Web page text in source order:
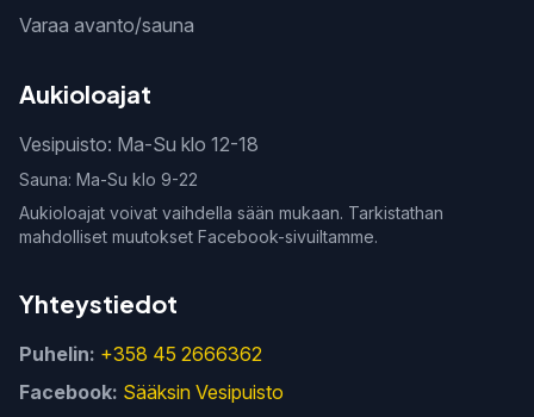
Varaa avanto/sauna
Aukioloajat
Vesipuisto: Ma-Su klo 12-18
Sauna: Ma-Su klo 9-22
Aukioloajat voivat vaihdella sään mukaan. Tarkistathan
mahdolliset muutokset Facebook-sivuiltamme.
Yhteystiedot
Puhelin: +358 45 2666362
Facebook: Sääksin Vesipuisto